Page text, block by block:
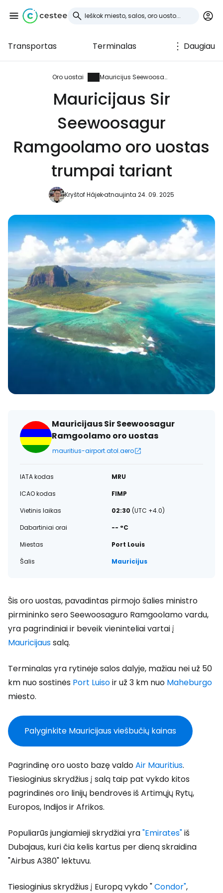
Transportas Terminalas Daugiau
Oro uostai Mauricijus Seewoosagur Ramgoolam
Mauricijaus Sir
Seewoosagur
Ramgoolamo oro uostas
trumpai tariant
Kryštof Hájekatnaujinta 24. 09. 2025
Mauricijaus Sir Seewoosagur
Ramgoolamo oro uostas
mauritius-airport.atol.aero
IATA kodas
MRU
ICAO kodas
FIMP
Vietinis laikas
02:30 (UTC +4.0)
Dabartiniai orai
-- °C
Miestas
Port Louis
Šalis
Mauricijus
Šis oro uostas, pavadintas pirmojo šalies ministro
pirmininko sero Seewoosaguro Ramgoolamo vardu,
yra pagrindiniai ir beveik vieninteliai vartai į
Mauricijaussalą.
Terminalas yra rytinėje salos dalyje, mažiau nei už 50
km nuo sostinės Port Luisoir už 3 km nuo Maheburgo
miesto.
Palyginkite Mauricijaus viešbučių kainas
Pagrindinę oro uosto bazę valdoAir Mauritius.
Tiesioginius skrydžius į salą taip pat vykdo kitos
pagrindinės oro linijų bendrovės iš Artimųjų Rytų,
Europos, Indijos ir Afrikos.
Populiarūs jungiamieji skrydžiai yra"Emirates"iš
Dubajaus, kuri čia kelis kartus per dieną skraidina
"Airbus A380" lėktuvu.
Tiesioginius skrydžius į Europą vykdo "Condor",
Prisijunkite prie
Cestee
... pasaulinė kelionių bendruomenė
Tęsti su Google
Tęsti su Facebook
Tęsti el. paštu